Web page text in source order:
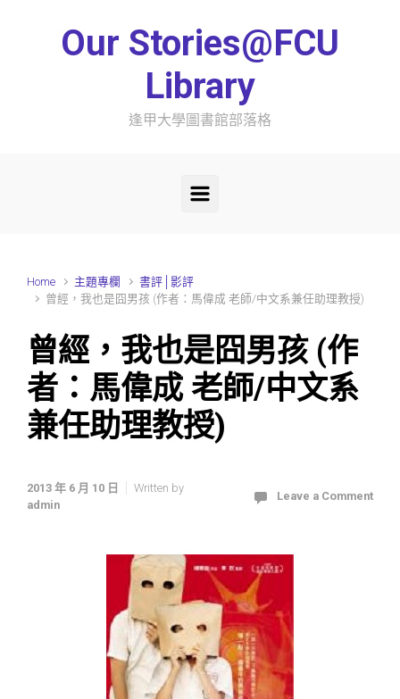
Our Stories@FCU
Library
逢甲大學圖書館部落格
Home 主題專欄
書評│影評
曾經，我也是囧男孩 (作者：馬偉成 老師/中文系兼任助理教授)
曾經，我也是囧男孩 (作
者：馬偉成 老師/中文系
兼任助理教授)
2013 年 6 月 10 日
Written by
admin
Leave a Comment